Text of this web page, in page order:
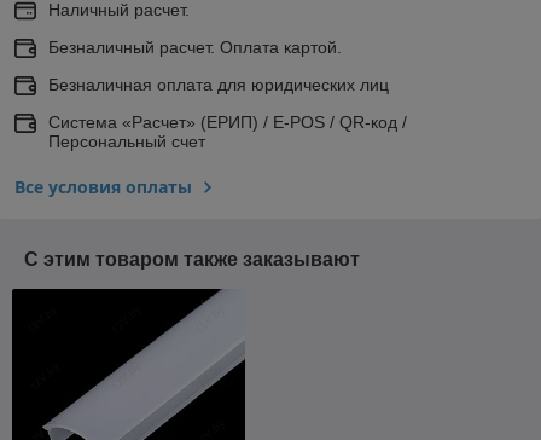
Наличный расчет.
Безналичный расчет. Оплата картой.
Безналичная оплата для юридических лиц
Система «Расчет» (ЕРИП) / E-POS / QR-код /
Персональный счет
Все условия оплаты
С этим товаром также заказывают